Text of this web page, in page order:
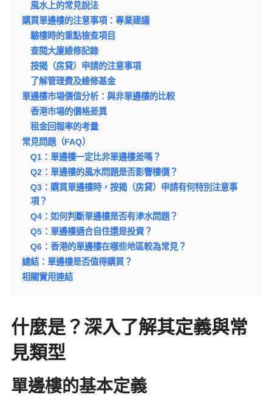
風水上的常見說法
購買單邊樓的注意事項：專業建議
驗樓時的重點檢查項目
查閱大廈維修記錄
按揭（房貸）申請的注意事項
了解管理費及維修基金
單邊樓市場價值分析：與非單邊樓的比較
香港市場的價格差異
租金回報率的考量
常見問題（FAQ）
Q1：單邊樓一定比非單邊樓差嗎？
Q2：單邊樓的風水問題是否影響樓價？
Q3：購買單邊樓時，按揭（房貸）申請有何特別注意事
項？
Q4：如何判斷單邊樓是否有滲水問題？
Q5：單邊樓適合自住還是投資？
Q6：香港的單邊樓在哪些地區較為常見？
總結：單邊樓是否值得購買？
相關實用連結
什麼是？深入了解其定義與常
見類型
單邊樓的基本定義